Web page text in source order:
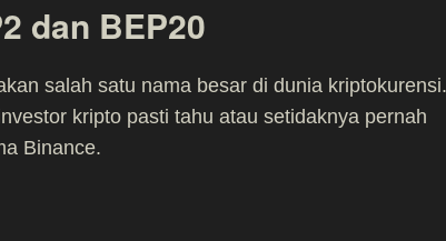
dan BEP20
salah satu nama besar di dunia kriptokurensi.
kripto pasti tahu atau setidaknya pernah
Binance.